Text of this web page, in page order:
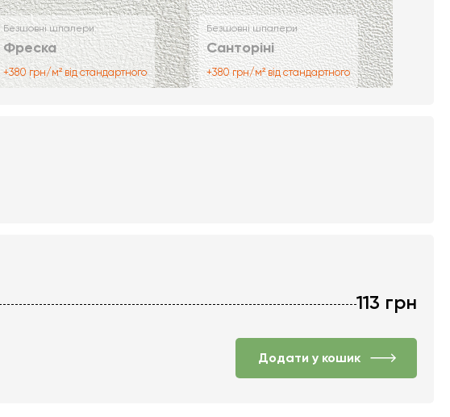
Безшовні шпалери
Фреска
+380 грн/м² від стандартного
Безшовні шпалери
Санторіні
+380 грн/м² від стандартного
113 грн
Додати у кошик